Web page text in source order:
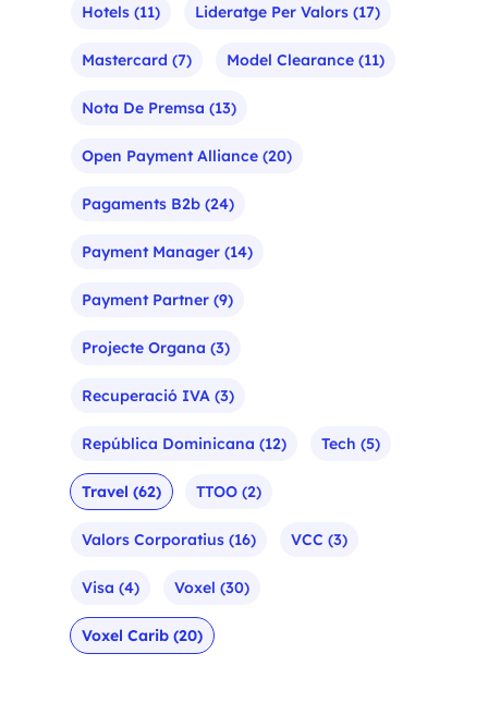
Hotels (11) Lideratge Per Valors (17)
Mastercard (7) Model Clearance (11)
Nota De Premsa (13)
Open Payment Alliance (20)
Pagaments B2b (24)
Payment Manager (14)
Payment Partner (9)
Projecte Organa (3)
Recuperació IVA (3)
República Dominicana (12) Tech (5)
Travel (62) TTOO (2)
Valors Corporatius (16) VCC (3)
Visa (4) Voxel (30)
Voxel Carib (20)